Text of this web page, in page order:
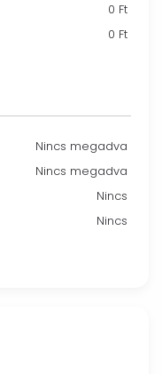
0 Ft
0 Ft
Nincs megadva
Nincs megadva
Nincs
Nincs